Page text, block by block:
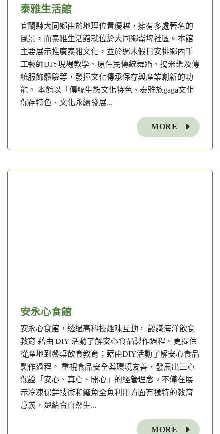
泰雅生活館
宜蘭縣大同鄉由於地理位置優越，擁有多處著名的
風景，而泰雅生活館就位於大同鄉崙埤社區。本館
主要展示推廣泰雅文化，並於週末假日安排鄉內手
工藝師DIY現場教學、原住民傳統舞蹈、搗米樂及傳
統服飾體驗等，發揮文化傳承保存與產業創新的功
能。 本館以「傳統生態文化特色、泰雅族gaga文化
保存特色、文化永續發展...
MORE
安永心食館
安永心食館，透過高科技趣味互動， 認識海洋飲食
教育 藉由 DIY 活動了解安心食品製作過程。更提供
從產地到餐桌飲食教育；藉由DIY活動了解安心食品
製作過程。 重視食品安全與環境友善，發展出三心
保證「安心、真心、開心」的經營理念。不僅在展
示冷凍保鮮技術和鱸魚全魚利用方面有獨特的教育
意義，還結合自然生...
MORE